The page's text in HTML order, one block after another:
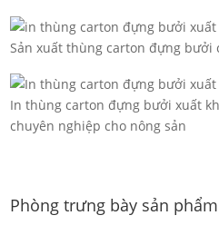
Sản xuất thùng carton đựng bưởi
In thùng carton đựng bưởi xuất
chuyên nghiệp cho nông sản
Phòng trưng bày sản phẩm